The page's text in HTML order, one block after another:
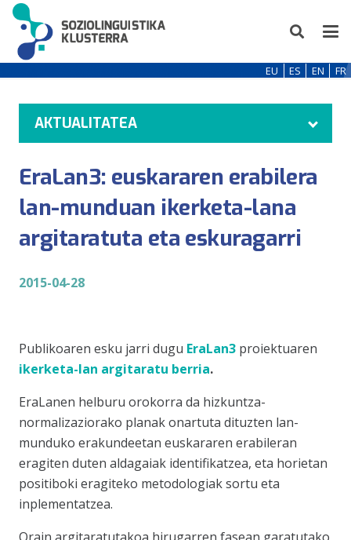
EU ES EN FR
AKTUALITATEA
EraLan3: euskararen erabilera
lan-munduan ikerketa-lana
argitaratuta eta eskuragarri
2015-04-28
Publikoaren esku jarri dugu EraLan3 proiektuaren
ikerketa-lan argitaratu berria.
EraLanen helburu orokorra da hizkuntza-
normalizaziorako planak onartuta dituzten lan-
munduko erakundeetan euskararen erabileran
eragiten duten aldagaiak identifikatzea, eta horietan
positiboki eragiteko metodologiak sortu eta
inplementatzea.